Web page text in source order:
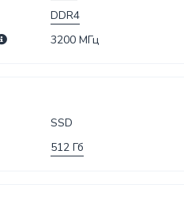
DDR4
3200 МГц
SSD
512 Гб